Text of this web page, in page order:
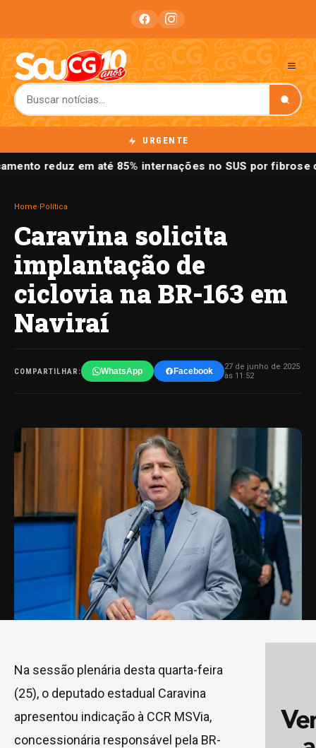
URGENTE
reduz em até 85% internações no SUS por fibrose
Home Política
Caravina solicita
implantação de
ciclovia na BR-163 em
Naviraí
COMPARTILHAR: WhatsApp Facebook
27 de junho de 2025
às 11:52
Na sessão plenária desta quarta-feira
(25), o deputado estadual Caravina
apresentou indicação à CCR MSVia,
concessionária responsável pela BR-